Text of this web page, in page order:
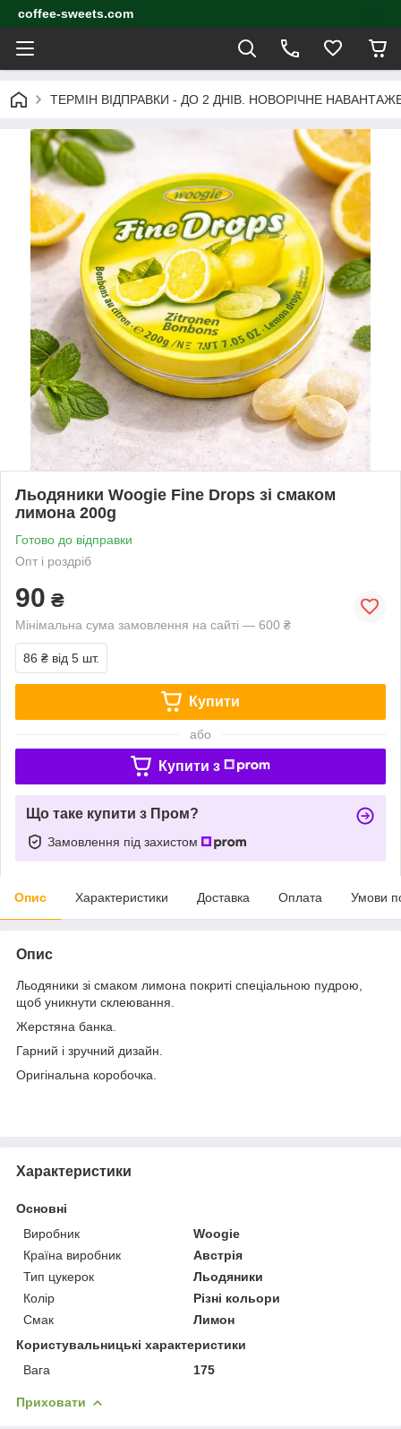
coffee-sweets.com
ТЕРМІН ВІДПРАВКИ - ДО 2 ДНІВ. НОВОРІЧНЕ
Льодяники Woogie Fine Drops зі смаком
лимона 200g
Готово до відправки
Опт і роздріб
90 ₴
Мінімальна сума замовлення на сайті — 600 ₴
86 ₴ від 5 шт.
Купити
або
Купити з
Що таке купити з Пром?
Замовлення під захистом
Опис Характеристики Доставка Оплата Умови
Опис
Льодяники зі смаком лимона покриті спеціальною пудрою,
щоб уникнути склеювання.
Жерстяна банка.
Гарний і зручний дизайн.
Оригінальна коробочка.
Характеристики
Основні
Виробник
Woogie
Країна виробник
Австрія
Тип цукерок
Льодяники
Колір
Різні кольори
Смак
Лимон
Користувальницькі характеристики
Вага
175
Приховати